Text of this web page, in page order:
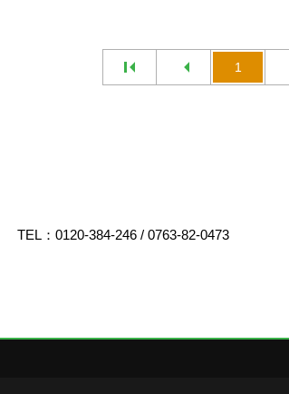
1
TEL： 0120-384-246 / 0763-82-0473